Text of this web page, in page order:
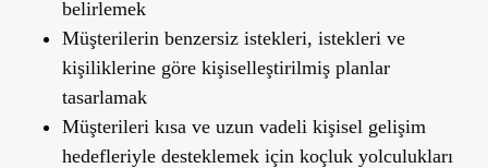
belirlemek
Müşterilerin benzersiz istekleri, istekleri ve
kişiliklerine göre kişiselleştirilmiş planlar
tasarlamak
Müşterileri kısa ve uzun vadeli kişisel gelişim
hedefleriyle desteklemek için koçluk yolculukları